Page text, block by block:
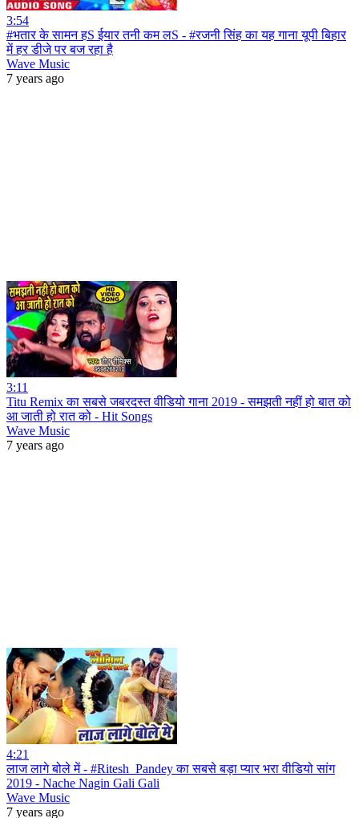
3:54
#भतार के सामन हS ईयार तनी कम लS - #रजनी सिंह का यह गाना यूपी बिहार
में हर डीजे पर बज रहा है
Wave Music
7 years ago
3:11
Titu Remix का सबसे जबरदस्त वीडियो गाना 2019 - समझती नहीं हो बात को
आ जाती हो रात को - Hit Songs
Wave Music
7 years ago
4:21
लाज लागे बोले में - #Ritesh_Pandey का सबसे बड़ा प्यार भरा वीडियो सांग
2019 - Nache Nagin Gali Gali
Wave Music
7 years ago